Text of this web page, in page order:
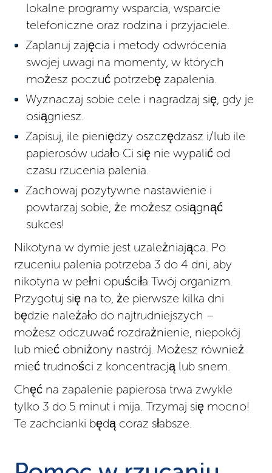
lokalne programy wsparcia, wsparcie
telefoniczne oraz rodzina i przyjaciele.
Zaplanuj zajęcia i metody odwrócenia
swojej uwagi na momenty, w których
możesz poczuć potrzebę zapalenia.
Wyznaczaj sobie cele i nagradzaj się, gdy je
osiągniesz.
Zapisuj, ile pieniędzy oszczędzasz i/lub ile
papierosów udało Ci się nie wypalić od
czasu rzucenia palenia.
Zachowaj pozytywne nastawienie i
powtarzaj sobie, że możesz osiągnąć
sukces!
Nikotyna w dymie jest uzależniająca. Po
rzuceniu palenia potrzeba 3 do 4 dni, aby
nikotyna w pełni opuściła Twój organizm.
Przygotuj się na to, że pierwsze kilka dni
będzie należało do najtrudniejszych –
możesz odczuwać rozdrażnienie, niepokój
lub mieć obniżony nastrój. Możesz również
mieć trudności z koncentracją lub snem.
Chęć na zapalenie papierosa trwa zwykle
tylko 3 do 5 minut i mija. Trzymaj się mocno!
Te zachcianki będą coraz słabsze.